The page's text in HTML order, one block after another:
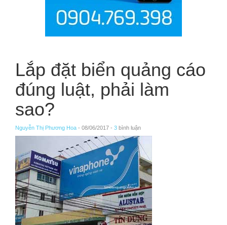
Lắp đặt biển quảng cáo
đúng luật, phải làm
sao?
Nguyễn Thị Phương Hoa - 08/06/2017 - 3 bình luận